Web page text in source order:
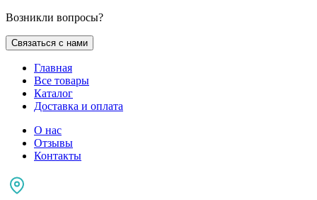
Возникли вопросы?
Связаться с нами
Главная
Все товары
Каталог
Доставка и оплата
О нас
Отзывы
Контакты